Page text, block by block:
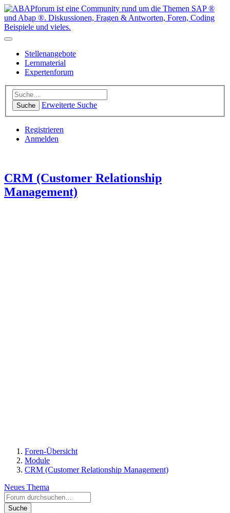
Stellenangebote
Lernmaterial
Expertenforum
Suche Erweiterte Suche
Registrieren
Anmelden
CRM (Customer Relationship
Management)
Foren-Übersicht
Module
CRM (Customer Relationship Management)
Neues Thema
Suche